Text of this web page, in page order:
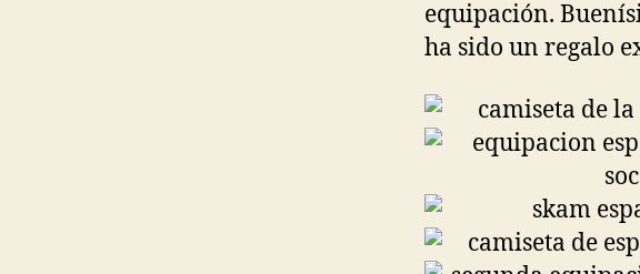
equipación.
ha sido un regalo